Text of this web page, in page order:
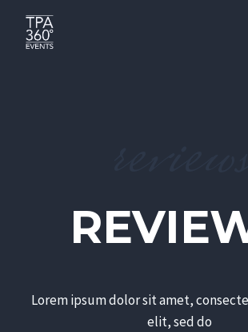
content
Lorem ipsum dolor sit amet,
elit, sed do